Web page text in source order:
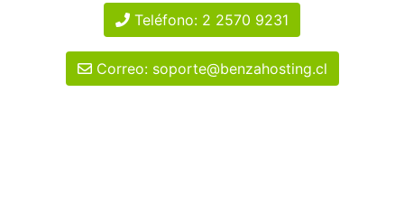
Teléfono: 2 2570 9231
Correo: soporte@benzahosting.cl